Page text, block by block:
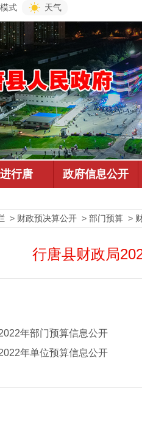
式 天气
> 财政预决算公开 > 部门预算 >
行唐县财政局
年部门预算信息公开
年单位预算信息公开